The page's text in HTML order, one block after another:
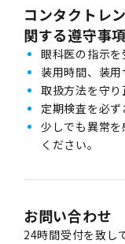
コンタクトレ
関する遵守事項
眼科医の指示を
装用時間、装用
取扱方法を守り
定期検査を必ず
少しでも異常
ください。
お問い合わせ
24時間受付を致し